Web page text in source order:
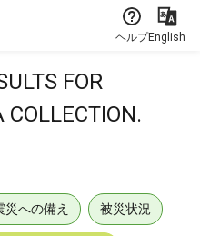
ヘルプEnglish
FOR
COLLECTION.
災への備え 被災状況